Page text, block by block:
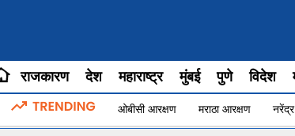
राजकारण देश महाराष्ट्र मुंबई पुणे विदेश
ओबीसी आरक्षण मराठा आरक्षण नरेंद्र